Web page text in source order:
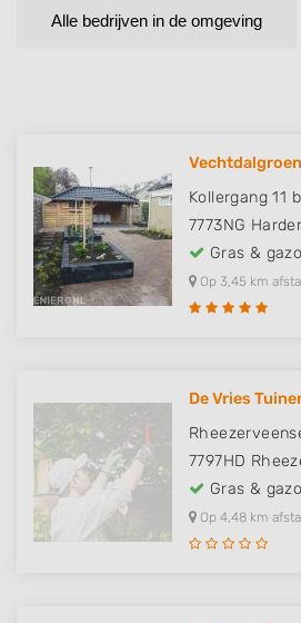
Alle bedrijven in de omgeving
Vechtdalgroen
Kollergang 11 b
7773NG
Gras &
Op 3,45 km
De Vries
7797HD
Gras &
Op 4,48 km